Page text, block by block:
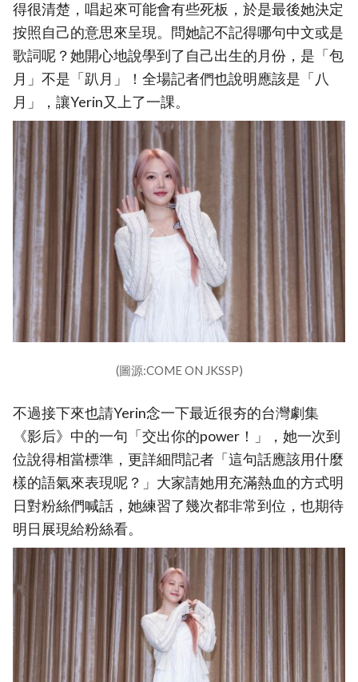
得很清楚，唱起來可能會有些死板，於是最後她決定
按照自己的意思來呈現。問她記不記得哪句中文或是
歌詞呢？她開心地說學到了自己出生的月份，是「包
月」不是「趴月」！全場記者們也說明應該是「八
月」，讓Yerin又上了一課。
(圖源:COME ON JKSSP)
不過接下來也請Yerin念一下最近很夯的台灣劇集
《影后》中的一句「交出你的power！」，她一次到
位說得相當標準，更詳細問記者「這句話應該用什麼
樣的語氣來表現呢？」大家請她用充滿熱血的方式明
日對粉絲們喊話，她練習了幾次都非常到位，也期待
明日展現給粉絲看。